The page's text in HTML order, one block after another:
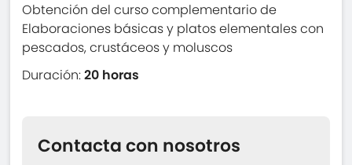
Obtención del curso complementario de
Elaboraciones básicas y platos elementales con
pescados, crustáceos y moluscos
Duración:20 horas
Contacta con nosotros